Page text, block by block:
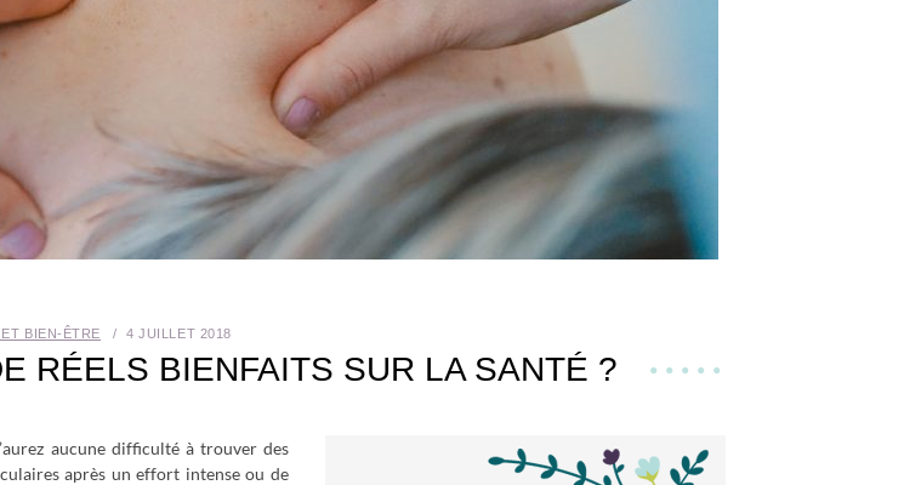
BIEN-ÊTRE 4 JUILLET 2018
RÉELS BIENFAITS SUR LA SANTÉ ?
aucune difficulté à trouver des
après un effort intense ou de